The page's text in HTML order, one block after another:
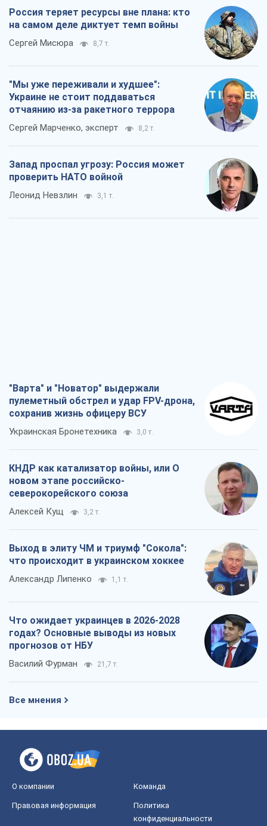
Россия теряет ресурсы вне плана: кто
на самом деле диктует темп войны
Сергей Мисюра 8,7 т.
"Мы уже переживали и худшее":
Украине не стоит поддаваться
отчаянию из-за ракетного террора
Сергей Марченко, эксперт 8,2 т.
Запад проспал угрозу: Россия может
проверить НАТО войной
Леонид Невзлин 3,1 т.
"Варта" и "Новатор" выдержали
пулеметный обстрел и удар FPV-дрона,
сохранив жизнь офицеру ВСУ
Украинская Бронетехника 3,0 т.
КНДР как катализатор войны, или О
новом этапе российско-
северокорейского союза
Алексей Кущ 3,2 т.
Выход в элиту ЧМ и триумф "Сокола":
что происходит в украинском хоккее
Александр Липенко 1,1 т.
Что ожидает украинцев в 2026-2028
годах? Основные выводы из новых
прогнозов от НБУ
Василий Фурман 21,7 т.
Все мнения
О компании Команда
Правовая информация
Политика
конфиденциальности